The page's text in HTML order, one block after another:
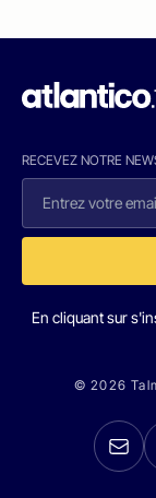
RECEVEZ NOTRE
En cliquant sur
© 2026